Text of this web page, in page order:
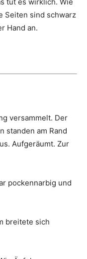
Seiten sind schwarz
Hand an.
versammelt. Der
standen am Rand
Aufgeräumt. Zur
pockennarbig und
breitete sich